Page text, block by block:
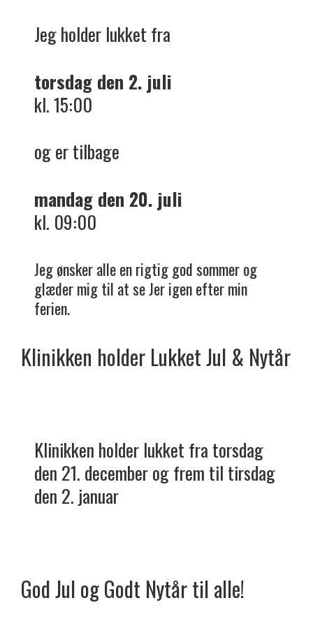
Jeg holder lukket fra
torsdag den 2. juli
kl. 15:00
og er tilbage
mandag den 20. juli
kl. 09:00
Jeg ønsker alle en rigtig god sommer og
glæder mig til at se Jer igen efter min
ferien.
Klinikken holder LukketJul & Nytår
Klinikken holder lukket fra torsdag
den 21. december og frem til tirsdag
den 2. januar
God Jul og Godt Nytår til alle!